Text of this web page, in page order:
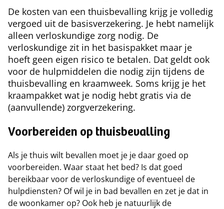
De kosten van een thuisbevalling krijg je volledig
vergoed uit de basisverzekering. Je hebt namelijk
alleen verloskundige zorg nodig. De
verloskundige zit in het basispakket maar je
hoeft geen eigen risico te betalen. Dat geldt ook
voor de hulpmiddelen die nodig zijn tijdens de
thuisbevalling en kraamweek. Soms krijg je het
kraampakket wat je nodig hebt gratis via de
(aanvullende) zorgverzekering.
Voorbereiden op thuisbevalling
Als je thuis wilt bevallen moet je je daar goed op
voorbereiden. Waar staat het bed? Is dat goed
bereikbaar voor de verloskundige of eventueel de
hulpdiensten? Of wil je in bad bevallen en zet je dat in
de woonkamer op? Ook heb je natuurlijk de